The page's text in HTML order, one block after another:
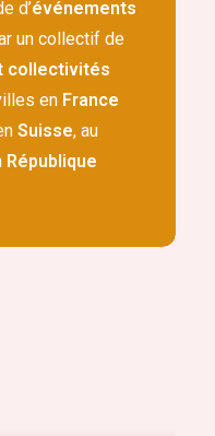
d’événements
un collectif de
collectivités
en France
Suisse, au
République